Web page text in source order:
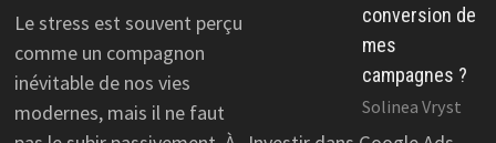
Le stress est souvent perçu
comme un compagnon
inévitable de nos vies
modernes, mais il ne faut
conversion de
mes
campagnes ?
Solinea Vryst